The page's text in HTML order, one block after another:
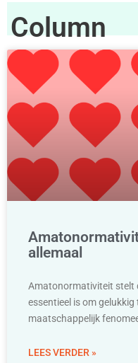
Column
allemaal
Amatonormativiteit stelt
essentieel is om gelukkig
maatschappelijk
LEES VERDER »